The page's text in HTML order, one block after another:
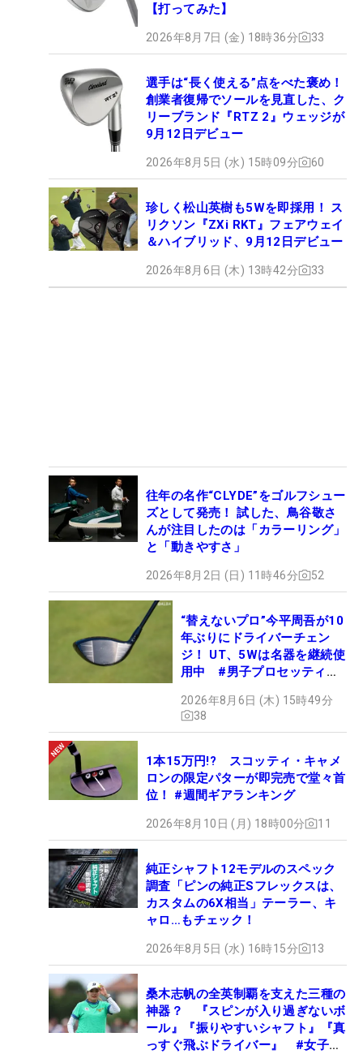
【打ってみた】
2026年8月7日 (金) 18時36分 33
選手は“長く使える”点をべた褒め！
創業者復帰でソールを見直した、ク
リーブランド『RTZ 2』ウェッジが
9月12日デビュー
2026年8月5日 (水) 15時09分 60
珍しく松山英樹も5Wを即採用！ ス
リクソン『ZXi RKT』フェアウェイ
＆ハイブリッド、9月12日デビュー
2026年8月6日 (木) 13時42分 33
往年の名作“CLYDE”をゴルフシュー
ズとして発売！ 試した、鳥谷敬さ
んが注目したのは「カラーリング」
と「動きやすさ」
2026年8月2日 (日) 11時46分 52
“替えないプロ”今平周吾が10
年ぶりにドライバーチェン
ジ！ UT、5Wは名器を継続使
用中 #男子プロセッティン
2026年8月6日 (木) 15時49分
38
1本15万円!? スコッティ・キャメ
ロンの限定パターが即完売で堂々首
位！ #週間ギアランキング
2026年8月10日 (月) 18時00分 11
純正シャフト12モデルのスペック
調査「ピンの純正Sフレックスは、
カスタムの6X相当」テーラー、キ
ャロ…もチェック！
2026年8月5日 (水) 16時15分 13
桑木志帆の全英制覇を支えた三種の
神器？ 『スピンが入り過ぎないボ
ール』『振りやすいシャフト』『真
っすぐ飛ぶドライバー』 #女子プ